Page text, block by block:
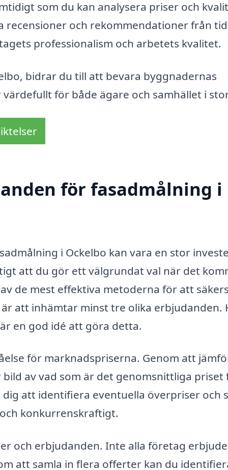
som du kan analysera priser och
recensioner och rekommendationer från
professionalism och arbetets kvalitet.
bidrar du till att bevara byggnadernas
för både ägare och samhället i
för fasadmålning i
i Ockelbo kan vara en stor
att du gör ett välgrundat val när det
de mest effektiva metoderna för att
att inhämtar minst tre olika erbjudanden.
en god idé att göra detta.
för marknadspriserna. Genom att
av vad som är det genomsnittliga priset
att identifiera eventuella överpriser och
konkurrenskraftigt.
och erbjudanden. Inte alla företag
att samla in flera offerter kan du